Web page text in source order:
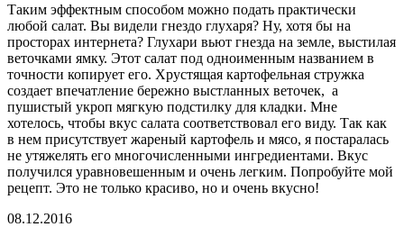
Таким эффектным способом можно подать практически
любой салат. Вы видели гнездо глухаря? Ну, хотя бы на
просторах интернета? Глухари вьют гнезда на земле, выстилая
веточками ямку. Этот салат под одноименным названием в
точности копирует его. Хрустящая картофельная стружка
создает впечатление бережно выстланных веточек, а
пушистый укроп мягкую подстилку для кладки. Мне
хотелось, чтобы вкус салата соответствовал его виду. Так как
в нем присутствует жареный картофель и мясо, я постаралась
не утяжелять его многочисленными ингредиентами. Вкус
получился уравновешенным и очень легким. Попробуйте мой
рецепт. Это не только красиво, но и очень вкусно!
08.12.2016